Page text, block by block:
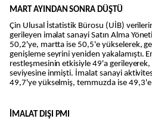
MART AYINDAN SONRA DÜŞTÜ
Çin Ulusal İstatistik Bürosu (UİB)
gerileyen imalat sanayi Satın Alma
50,2'ye, martta ise 50,5'e yükselerek,
genişleme seyrini yeniden yakalamıştı.
restleşmesinin etkisiyle 49'a
seviyesine inmişti. İmalat sanayi
49,7'ye yükselmiş, temmuzda ise
İMALAT DIŞI PMI